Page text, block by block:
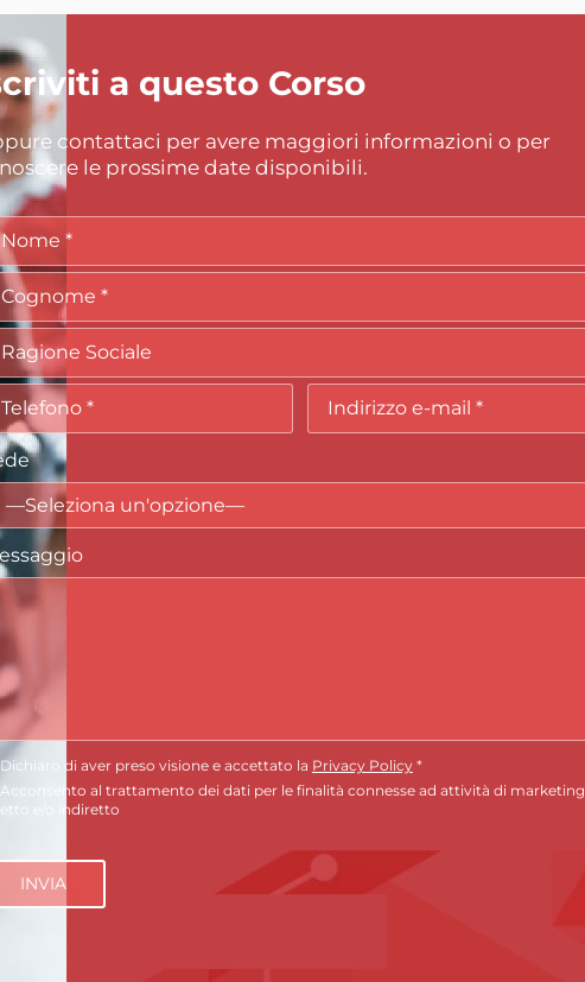
a questo Corso
contattaci per avere maggiori informazioni o per
le prossime date disponibili.
Dichiaro di aver preso visione e accettato la Privacy Policy*
Acconsento al trattamento dei dati per le finalità connesse ad attività di marketing
e/o indiretto